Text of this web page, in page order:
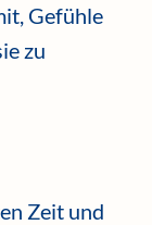
Gefühle
zu
Zeit und